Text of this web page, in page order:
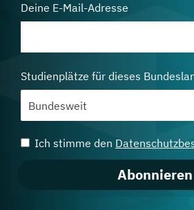
Deine E-Mail-Adresse
Studienplätze für dieses
Ich stimme den
Abonnieren